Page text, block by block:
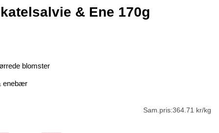
& Ene 170g
blomster
enebær
Sam.pris:364.71 kr/kg